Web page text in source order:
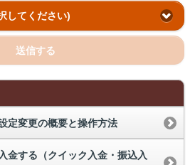
してください)
送信する
定変更の概要と操作方法
金する（クイック入金・振込入